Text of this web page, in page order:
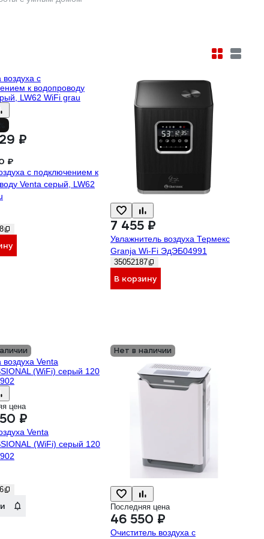
₽
₽
с подключением к
Venta серый, LW62
7 455 ₽
Увлажнитель воздуха Термекс
Granja Wi-Fi ЭдЭБ04991
35052187
В корзину
цена
₽
Venta
(WiFi) серый 120
Нет в наличии
Последняя цена
46 550 ₽
Очиститель воздуха с